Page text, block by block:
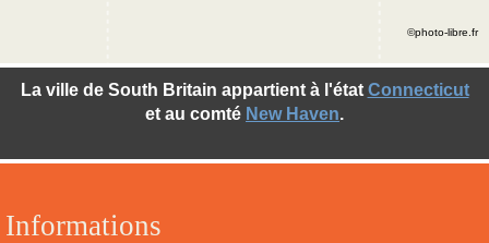
Informations
La ville de South Britain appartient à l'état Connecticut
et au comté New Haven.
©photo-libre.fr